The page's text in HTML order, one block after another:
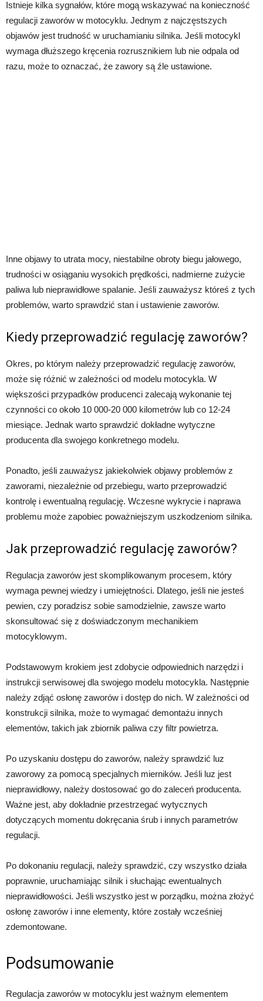
Istnieje kilka sygnałów, które mogą wskazywać na konieczność
regulacji zaworów w motocyklu. Jednym z najczęstszych
objawów jest trudność w uruchamianiu silnika. Jeśli motocykl
wymaga dłuższego kręcenia rozrusznikiem lub nie odpala od
razu, może to oznaczać, że zawory są źle ustawione.
Inne objawy to utrata mocy, niestabilne obroty biegu jałowego,
trudności w osiąganiu wysokich prędkości, nadmierne zużycie
paliwa lub nieprawidłowe spalanie. Jeśli zauważysz któreś z tych
problemów, warto sprawdzić stan i ustawienie zaworów.
Kiedy przeprowadzić regulację zaworów?
Okres, po którym należy przeprowadzić regulację zaworów,
może się różnić w zależności od modelu motocykla. W
większości przypadków producenci zalecają wykonanie tej
czynności co około 10 000-20 000 kilometrów lub co 12-24
miesiące. Jednak warto sprawdzić dokładne wytyczne
producenta dla swojego konkretnego modelu.
Ponadto, jeśli zauważysz jakiekolwiek objawy problemów z
zaworami, niezależnie od przebiegu, warto przeprowadzić
kontrolę i ewentualną regulację. Wczesne wykrycie i naprawa
problemu może zapobiec poważniejszym uszkodzeniom silnika.
Jak przeprowadzić regulację zaworów?
Regulacja zaworów jest skomplikowanym procesem, który
wymaga pewnej wiedzy i umiejętności. Dlatego, jeśli nie jesteś
pewien, czy poradzisz sobie samodzielnie, zawsze warto
skonsultować się z doświadczonym mechanikiem
motocyklowym.
Podstawowym krokiem jest zdobycie odpowiednich narzędzi i
instrukcji serwisowej dla swojego modelu motocykla. Następnie
należy zdjąć osłonę zaworów i dostęp do nich. W zależności od
konstrukcji silnika, może to wymagać demontażu innych
elementów, takich jak zbiornik paliwa czy filtr powietrza.
Po uzyskaniu dostępu do zaworów, należy sprawdzić luz
zaworowy za pomocą specjalnych mierników. Jeśli luz jest
nieprawidłowy, należy dostosować go do zaleceń producenta.
Ważne jest, aby dokładnie przestrzegać wytycznych
dotyczących momentu dokręcania śrub i innych parametrów
regulacji.
Po dokonaniu regulacji, należy sprawdzić, czy wszystko działa
poprawnie, uruchamiając silnik i słuchając ewentualnych
nieprawidłowości. Jeśli wszystko jest w porządku, można złożyć
osłonę zaworów i inne elementy, które zostały wcześniej
zdemontowane.
Podsumowanie
Regulacja zaworów w motocyklu jest ważnym elementem